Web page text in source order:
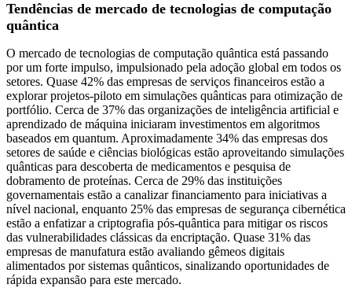
Tendências de mercado de tecnologias de computação
quântica
O mercado de tecnologias de computação quântica está passando
por um forte impulso, impulsionado pela adoção global em todos os
setores. Quase 42% das empresas de serviços financeiros estão a
explorar projetos-piloto em simulações quânticas para otimização de
portfólio. Cerca de 37% das organizações de inteligência artificial e
aprendizado de máquina iniciaram investimentos em algoritmos
baseados em quantum. Aproximadamente 34% das empresas dos
setores de saúde e ciências biológicas estão aproveitando simulações
quânticas para descoberta de medicamentos e pesquisa de
dobramento de proteínas. Cerca de 29% das instituições
governamentais estão a canalizar financiamento para iniciativas a
nível nacional, enquanto 25% das empresas de segurança cibernética
estão a enfatizar a criptografia pós-quântica para mitigar os riscos
das vulnerabilidades clássicas da encriptação. Quase 31% das
empresas de manufatura estão avaliando gêmeos digitais
alimentados por sistemas quânticos, sinalizando oportunidades de
rápida expansão para este mercado.